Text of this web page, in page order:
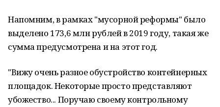
Напомним, в рамках "мусорной реформы" было
выделено 173,6 млн рублей в 2019 году, такая же
сумма предусмотрена и на этот год.
"Вижу очень разное обустройство контейнерных
площадок. Некоторые просто представляют
убожество... Поручаю своему контрольному